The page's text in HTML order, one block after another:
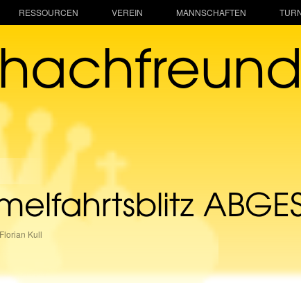
RESSOURCEN VEREIN MANNSCHAFTEN
Kull